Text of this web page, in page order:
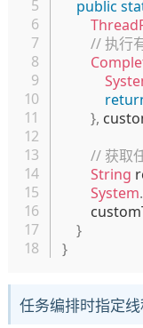
public
// 执行
},
// 获取
String
System.
}
}
任务编排时指定